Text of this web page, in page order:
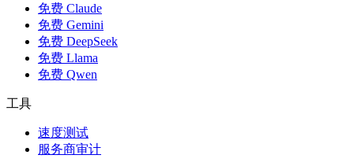
免费 Claude
免费 Gemini
免费 DeepSeek
免费 Llama
免费 Qwen
工具
速度测试
服务商审计